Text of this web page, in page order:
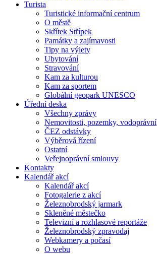
Turista
Turistické informační centrum
O městě
Skřítek Střípek
Památky a zajímavosti
Tipy na výlety
Ubytování
Stravování
Kam za kulturou
Kam za sportem
Globální geopark UNESCO
Úřední deska
Všechny zprávy
Nemovitosti, pozemky, vodoprávní
ČEZ odstávky
Výběrová řízení
Ostatní
Veřejnoprávní smlouvy
Kontakty
Kalendář akcí
Kalendář akcí
Fotogalerie z akcí
Železnobrodský jarmark
Skleněné městečko
Televizní a rozhlasové reportáže
Železnobrodský zpravodaj
Webkamery a počasí
O webu